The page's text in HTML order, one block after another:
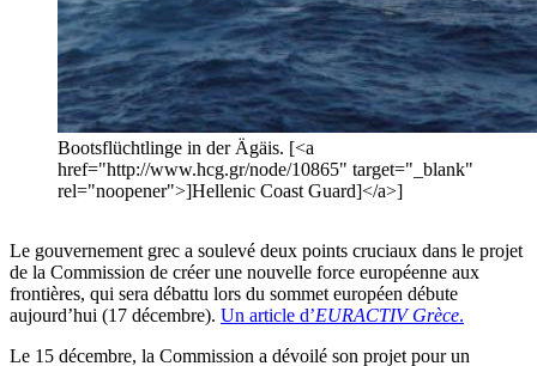
Bootsflüchtlinge in der Ägäis. [<a
href="http://www.hcg.gr/node/10865" target="_blank"
rel="noopener">]Hellenic Coast Guard]</a>]
Le gouvernement grec a soulevé deux points cruciaux dans le projet
de la Commission de créer une nouvelle force européenne aux
frontières, qui sera débattu lors du sommet européen débute
aujourd’hui (17 décembre). Un article d’EURACTIV Grèce.
Le 15 décembre, la Commission a dévoilé son projet pour un